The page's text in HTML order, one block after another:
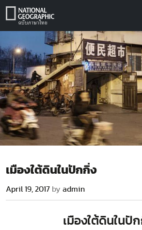
Skip
เมืองใต้ดินในปักกิ่ง
April 19, 2017 by admin
เมืองใต้ดินในปั